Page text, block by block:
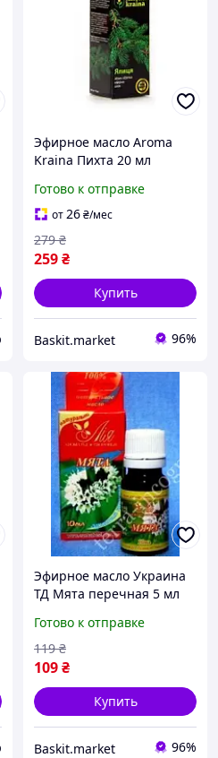
Эфирное масло Aroma
Kraina Пихта 20 мл
Готово к отправке
от26₴/мес
259₴
279 ₴
Купить
Baskit.market 96%
Эфирное масло Украина
ТД Мята перечная 5 мл
Готово к отправке
109₴
119 ₴
Купить
Baskit.market 96%